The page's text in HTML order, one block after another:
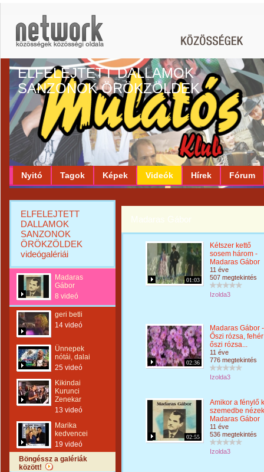
ELFELEJTETT DALLAMOK
SANZONOK ÖRÖKZÖLDEK
Nyitó Tagok Képek Videók Hírek Fórum
ELFELEJTETT
DALLAMOK
SANZONOK
ÖRÖKZÖLDEK
videógalériái
Madaras
Gábor
8 videó
geri betli
14 videó
Ünnepek
nótái, dalai
25 videó
Kikindai
Kurunci
Zenekar
13 videó
Marika
kedvencei
19 videó
Böngéssz a galériák
között!
Madaras Gábor
01:03
Kétszer kettő
sosem három -
Madaras Gábor
11 éve
507 megtekintés
Izolda3
02:36
Madaras Gábor -
Őszi rózsa, fehér
őszi rózsa...
11 éve
776 megtekintés
Izolda3
02:55
Amikor a fénylő
szemedbe
Madaras Gábor
11 éve
536 megtekintés
Izolda3